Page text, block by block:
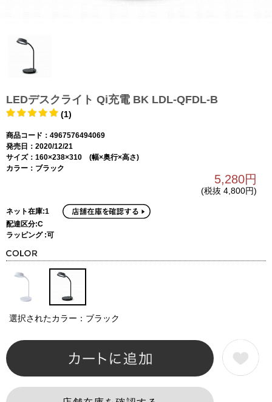
LEDデスクライト Qi充電 BK LDL-QFDL-B
(1)
商品コード：4967576494069
発売日：2020/12/21
サイズ：160×238×310 (幅×奥行×高さ)
カラー：ブラック
5,280円
(税抜 4,800円)
ネット在庫:1
配達区分:C
ラッピング :可
選択されたカラー：ブラック